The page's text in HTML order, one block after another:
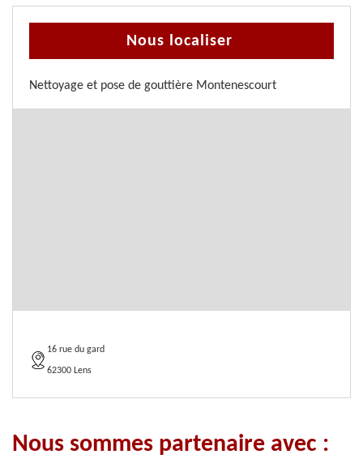
Nous localiser
Nettoyage et pose de gouttière Montenescourt
16 rue du gard
62300 Lens
Nous sommes partenaire avec :